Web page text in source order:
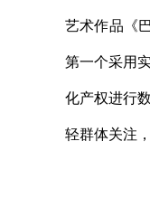
艺术作品《
第一个采用
化产权进行
轻群体关注